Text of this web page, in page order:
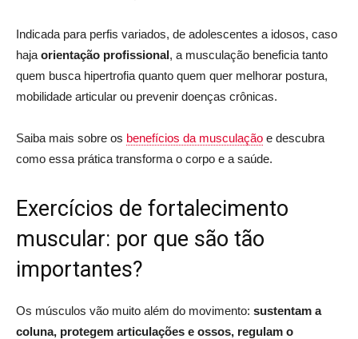
Indicada para perfis variados, de adolescentes a idosos, caso
haja orientação profissional, a musculação beneficia tanto
quem busca hipertrofia quanto quem quer melhorar postura,
mobilidade articular ou prevenir doenças crônicas.
Saiba mais sobre os benefícios da musculação e descubra
como essa prática transforma o corpo e a saúde.
Exercícios de fortalecimento
muscular: por que são tão
importantes?
Os músculos vão muito além do movimento: sustentam a
coluna, protegem articulações e ossos, regulam o